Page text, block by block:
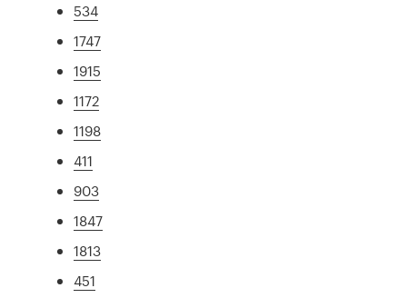
534
1747
1915
1172
1198
411
903
1847
1813
451